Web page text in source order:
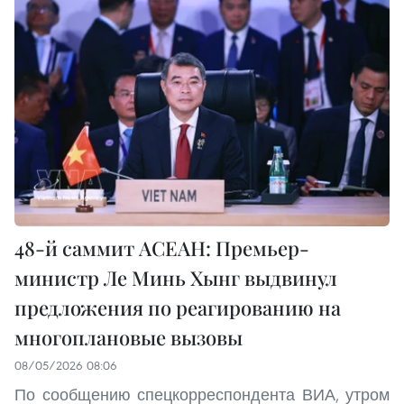
48-й саммит АСЕАН: Премьер-
министр Ле Минь Хынг выдвинул
предложения по реагированию на
многоплановые вызовы
08/05/2026 08:06
По сообщению спецкорреспондента ВИА, утром